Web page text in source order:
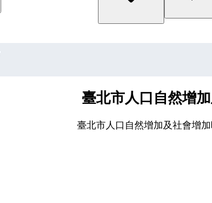
臺北市人口自然增
臺北市人口自然增加及社會增